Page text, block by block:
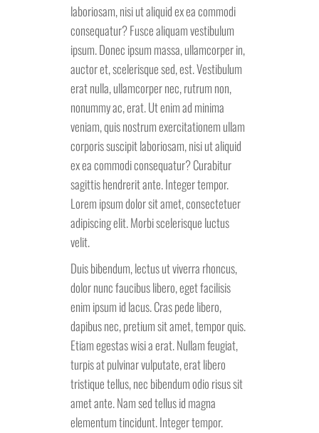
laboriosam, nisi ut aliquid ex ea commodi
consequatur? Fusce aliquam vestibulum
ipsum. Donec ipsum massa, ullamcorper in,
auctor et, scelerisque sed, est. Vestibulum
erat nulla, ullamcorper nec, rutrum non,
nonummy ac, erat. Ut enim ad minima
veniam, quis nostrum exercitationem ullam
corporis suscipit laboriosam, nisi ut aliquid
ex ea commodi consequatur? Curabitur
sagittis hendrerit ante. Integer tempor.
Lorem ipsum dolor sit amet, consectetuer
adipiscing elit. Morbi scelerisque luctus
velit.
Duis bibendum, lectus ut viverra rhoncus,
dolor nunc faucibus libero, eget facilisis
enim ipsum id lacus. Cras pede libero,
dapibus nec, pretium sit amet, tempor quis.
Etiam egestas wisi a erat. Nullam feugiat,
turpis at pulvinar vulputate, erat libero
tristique tellus, nec bibendum odio risus sit
amet ante. Nam sed tellus id magna
elementum tincidunt. Integer tempor.